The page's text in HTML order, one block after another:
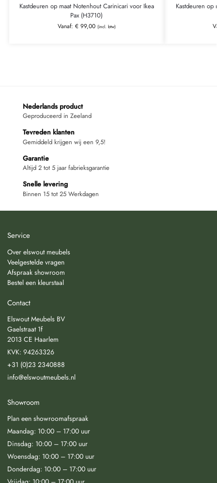
Kastdeuren op maat Notenhout Carinicari voor Ikea
Pax (H3710)
Vanaf: €99,00 (incl. btw)
Kastdeuren
Nederlands product
Geproduceerd in Zeeland
Tevreden klanten
Gemiddeld krijgen wij een 9,5!
Garantie
Altijd 2 tot 5 jaar fabrieksgarantie
Snelle levering
Binnen 15 tot 25 Werkdagen
Service
Over elswout meubels
Veelgestelde vragen
Afspraak showroom
Bestel een kleurstaal
Contact
Elswout Meubels BV
Gaelstraat 1f
2013 CE Haarlem
KVK: 94263326
+31 (0)23 2340888
info@elswoutmeubels.nl
Showroom
Plan een showroomafspraak
Maandag: 10:00 – 17:00 uur
Dinsdag: 10:00 – 17:00 uur
Woensdag: 10:00 – 17:00 uur
Donderdag: 10:00 – 17:00 uur